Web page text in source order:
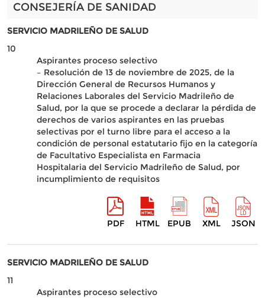
CONSEJERÍA DE SANIDAD
SERVICIO MADRILEÑO DE SALUD
10
Aspirantes proceso selectivo
– Resolución de 13 de noviembre de 2025, de la
Dirección General de Recursos Humanos y
Relaciones Laborales del Servicio Madrileño de
Salud, por la que se procede a declarar la pérdida de
derechos de varios aspirantes en las pruebas
selectivas por el turno libre para el acceso a la
condición de personal estatutario fijo en la categoría
de Facultativo Especialista en Farmacia
Hospitalaria del Servicio Madrileño de Salud, por
incumplimiento de requisitos
PDF HTML EPUB XML JSON
SERVICIO MADRILEÑO DE SALUD
11
Aspirantes proceso selectivo